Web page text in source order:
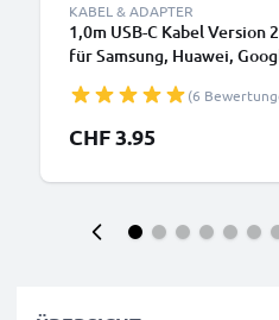
KABEL & ADAPTER
1,0m USB-C Kabel Version
für Samsung, Huawei,
(6
CHF 3.95